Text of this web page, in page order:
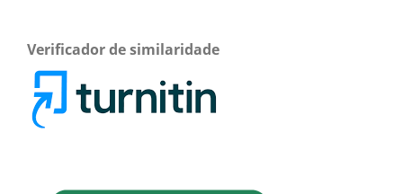
Verificador de similaridade